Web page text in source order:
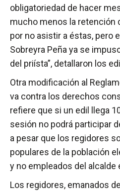
obligatoriedad de hacer
mucho menos la retención
por no asistir a éstas, pero
Sobreyra Peña ya se
del priísta”, detallaron los
Otra modificación al
va contra los derechos
refiere que si un edil llega
sesión no podrá participar
a pesar que los regidores
populares de la población
y no empleados del alcalde
Los regidores, emanados